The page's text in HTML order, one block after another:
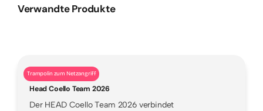
Verwandte Produkte
Trampolin zum Netzangriff
Head Coello Team 2026
Der HEAD Coello Team 2026 verbindet